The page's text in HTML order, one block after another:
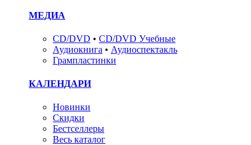
МЕДИА
CD/DVD • CD/DVD Учебные
Аудиокнига • Аудиоспектакль
Грампластинки
КАЛЕНДАРИ
Новинки
Скидки
Бестселлеры
Весь каталог